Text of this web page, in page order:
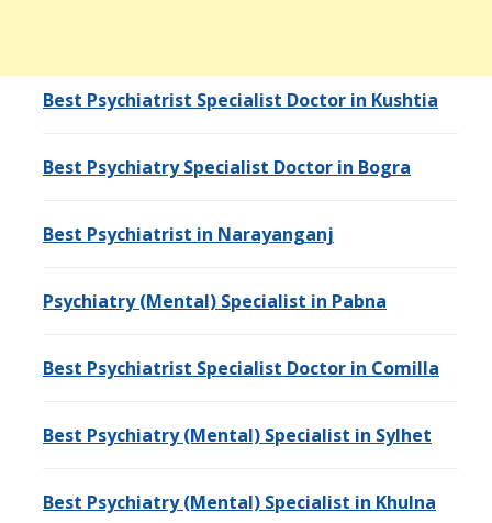
Best Psychiatrist Specialist Doctor in Kushtia
Best Psychiatry Specialist Doctor in Bogra
Best Psychiatrist in Narayanganj
Psychiatry (Mental) Specialist in Pabna
Best Psychiatrist Specialist Doctor in Comilla
Best Psychiatry (Mental) Specialist in Sylhet
Best Psychiatry (Mental) Specialist in Khulna